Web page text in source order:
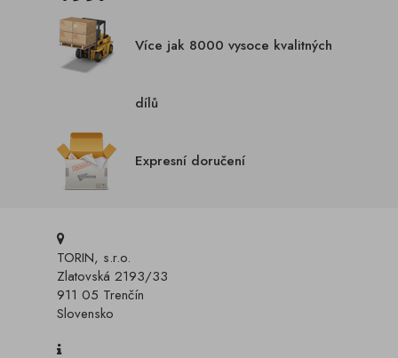
Více jak 8000 vysoce kvalitných
dílů
Expresní doručení
TORIN, s.r.o.
Zlatovská 2193/33
911 05 Trenčín
Slovensko